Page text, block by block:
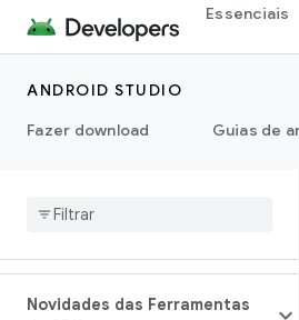
Essenciais
ANDROID STUDIO
Fazer download
Guias de
Novidades das Ferramentas